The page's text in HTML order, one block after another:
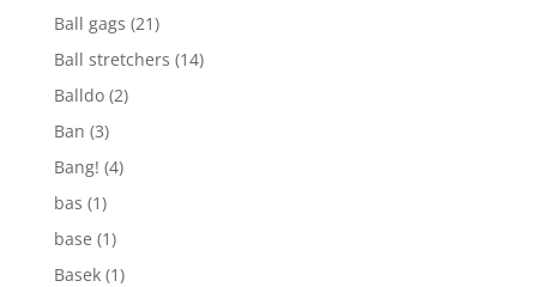
Ball gags (21)
Ball stretchers (14)
Balldo (2)
Ban (3)
Bang! (4)
bas (1)
base (1)
Basek (1)